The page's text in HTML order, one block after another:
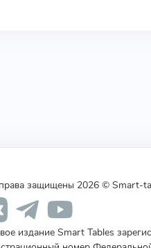
защищены 2026 © Smart-
издание Smart Tables